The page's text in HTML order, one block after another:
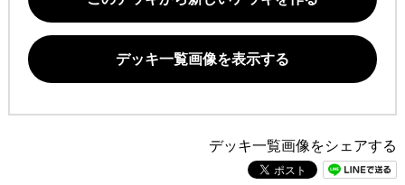
デッキ一覧画像を表示する
デッキ一覧画像をシェアする